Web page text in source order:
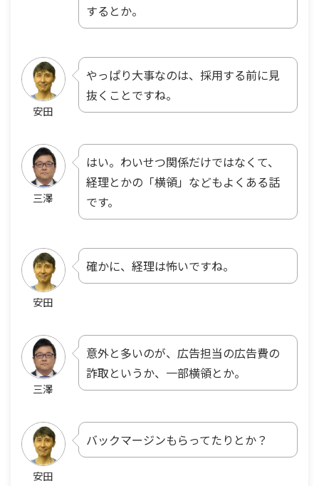
するとか。
安田
やっぱり大事なのは、採用する前に見
抜くことですね。
三澤
はい。わいせつ関係だけではなくて、
経理とかの「横領」などもよくある話
です。
安田
確かに、経理は怖いですね。
三澤
意外と多いのが、広告担当の広告費の
詐取というか、一部横領とか。
安田
バックマージンもらってたりとか？